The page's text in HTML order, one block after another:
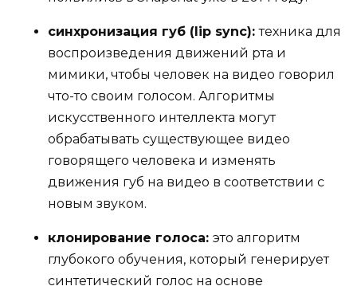
синхронизация губ (lip sync):техника для
воспроизведения движений рта и
мимики, чтобы человек на видео говорил
что-то своим голосом. Алгоритмы
искусственного интеллекта могут
обрабатывать существующее видео
говорящего человека и изменять
движения губ на видео в соответствии с
новым звуком.
клонирование голоса: это алгоритм
глубокого обучения, который генерирует
синтетический голос на основе